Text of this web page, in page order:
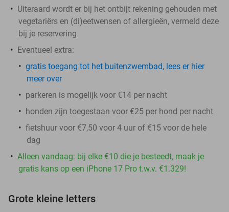
Uiteraard wordt er bij het ontbijt rekening gehouden met
vegetariërs en (di)eetwensen of allergieën, vermeld deze
bij je reservering
Eventueel extra:
gratis toegang tot het buitenzwembad, lees er hier
meer over
parkeren is mogelijk voor €14 per nacht
honden zijn toegestaan voor €25 per hond per nacht
fietshuur voor €7,50 voor 4 uur of €15 voor de hele
dag
Alleen vandaag: bij elke €10 die je besteedt, maak je
gratis kans op een iPhone 17 Pro t.w.v. €1.329!
Grote kleine letters